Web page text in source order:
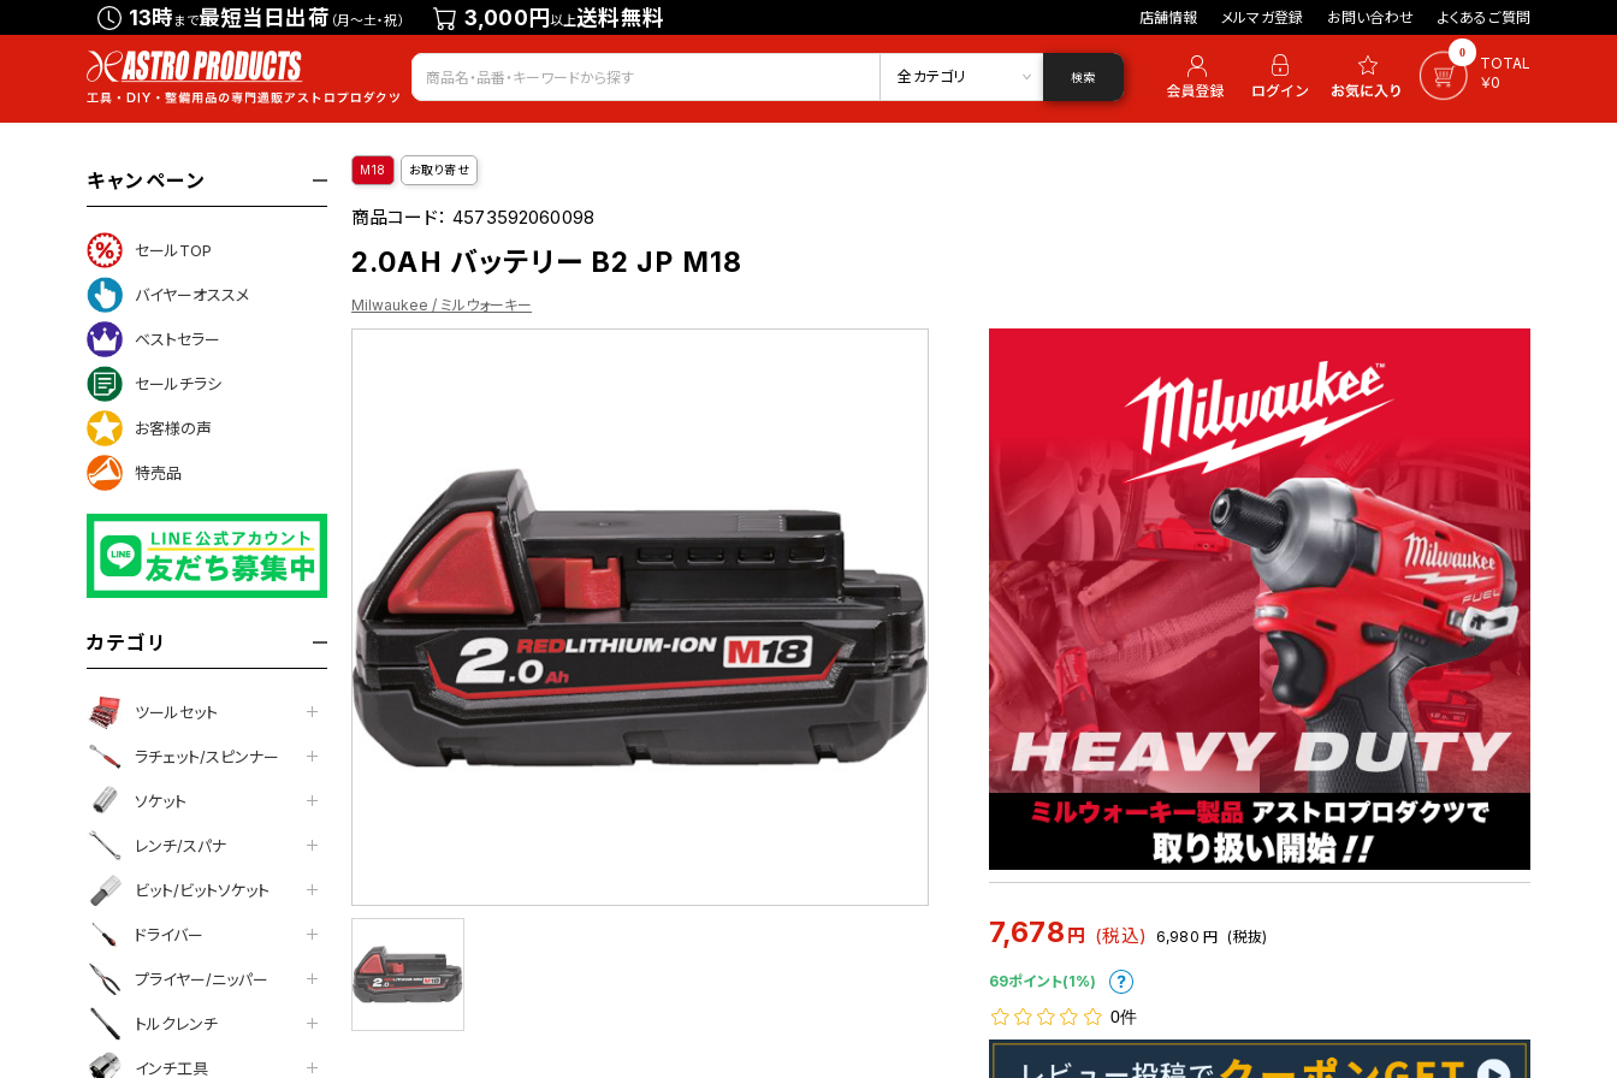
13時まで最短当日出荷 （月～土・祝） 3,000円以上送料無料 店舗情報 メルマガ登録 お問い合わせ よくあるご質問
会員登録 ログイン お気に入り 0
TOTAL
￥0
全カテゴリ 検索
キャンペーン
セールTOP
バイヤーオススメ
ベストセラー
セールチラシ
お客様の声
特売品
カテゴリ
ツールセット
ラチェット/スピンナー
ソケット
レンチ/スパナ
ビット/ビットソケット
ドライバー
プライヤー/ニッパー
トルクレンチ
インチ工具
M18 お取り寄せ
商品コード：4573592060098
2.0AH バッテリー B2 JP M18
Milwaukee / ミルウォーキー
7,678 円 (税込) 6,980 円 (税抜)
69ポイント(1%)
0件